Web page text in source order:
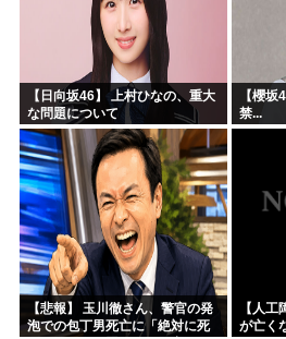
【日向坂46】 上村ひなの、重大
な問題について
【櫻
禁...
【悲報】 玉川徹さん、警官の発
泡での包丁男死亡に「絶対に死
【人
が亡く